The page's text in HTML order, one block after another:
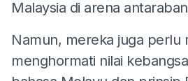
Malaysia di arena
Namun, mereka juga perlu
menghormati nilai